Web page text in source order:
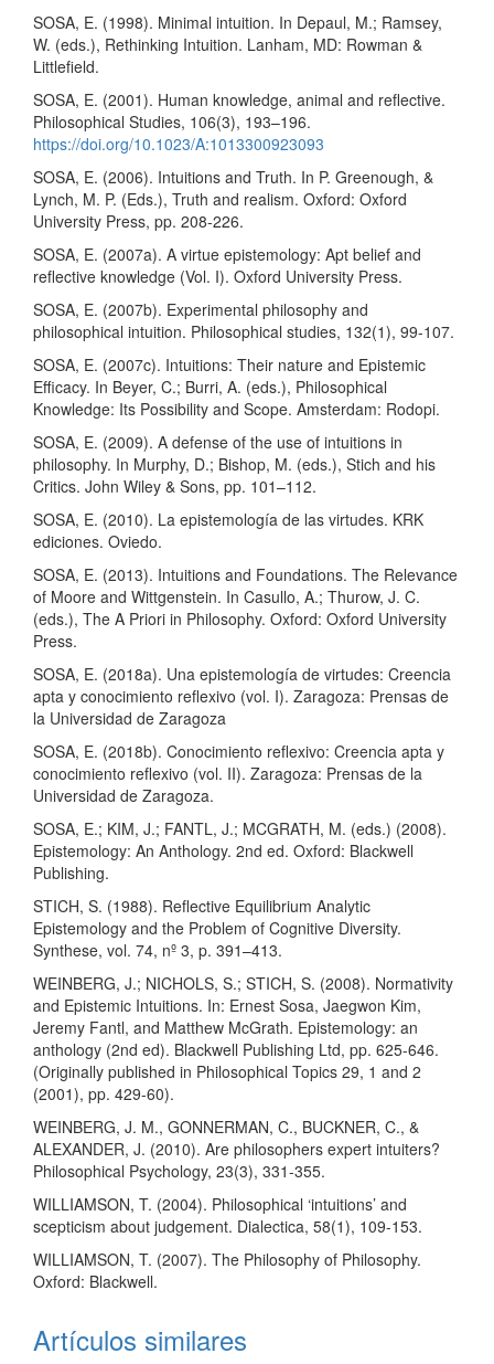
SOSA, E. (1998). Minimal intuition. In Depaul, M.; Ramsey,
W. (eds.), Rethinking Intuition. Lanham, MD: Rowman &
Littlefield.
SOSA, E. (2001). Human knowledge, animal and reflective.
Philosophical Studies, 106(3), 193–196.
https://doi.org/10.1023/A:1013300923093
SOSA, E. (2006). Intuitions and Truth. In P. Greenough, &
Lynch, M. P. (Eds.), Truth and realism. Oxford: Oxford
University Press, pp. 208-226.
SOSA, E. (2007a). A virtue epistemology: Apt belief and
reflective knowledge (Vol. I). Oxford University Press.
SOSA, E. (2007b). Experimental philosophy and
philosophical intuition. Philosophical studies, 132(1), 99-107.
SOSA, E. (2007c). Intuitions: Their nature and Epistemic
Efficacy. In Beyer, C.; Burri, A. (eds.), Philosophical
Knowledge: Its Possibility and Scope. Amsterdam: Rodopi.
SOSA, E. (2009). A defense of the use of intuitions in
philosophy. In Murphy, D.; Bishop, M. (eds.), Stich and his
Critics. John Wiley & Sons, pp. 101–112.
SOSA, E. (2010). La epistemología de las virtudes. KRK
ediciones. Oviedo.
SOSA, E. (2013). Intuitions and Foundations. The Relevance
of Moore and Wittgenstein. In Casullo, A.; Thurow, J. C.
(eds.), The A Priori in Philosophy. Oxford: Oxford University
Press.
SOSA, E. (2018a). Una epistemología de virtudes: Creencia
apta y conocimiento reflexivo (vol. I). Zaragoza: Prensas de
la Universidad de Zaragoza
SOSA, E. (2018b). Conocimiento reflexivo: Creencia apta y
conocimiento reflexivo (vol. II). Zaragoza: Prensas de la
Universidad de Zaragoza.
SOSA, E.; KIM, J.; FANTL, J.; MCGRATH, M. (eds.) (2008).
Epistemology: An Anthology. 2nd ed. Oxford: Blackwell
Publishing.
STICH, S. (1988). Reflective Equilibrium Analytic
Epistemology and the Problem of Cognitive Diversity.
Synthese, vol. 74, nº 3, p. 391–413.
WEINBERG, J.; NICHOLS, S.; STICH, S. (2008). Normativity
and Epistemic Intuitions. In: Ernest Sosa, Jaegwon Kim,
Jeremy Fantl, and Matthew McGrath. Epistemology: an
anthology (2nd ed). Blackwell Publishing Ltd, pp. 625-646.
(Originally published in Philosophical Topics 29, 1 and 2
(2001), pp. 429-60).
WEINBERG, J. M., GONNERMAN, C., BUCKNER, C., &
ALEXANDER, J. (2010). Are philosophers expert intuiters?
Philosophical Psychology, 23(3), 331-355.
WILLIAMSON, T. (2004). Philosophical ‘intuitions’ and
scepticism about judgement. Dialectica, 58(1), 109-153.
WILLIAMSON, T. (2007). The Philosophy of Philosophy.
Oxford: Blackwell.
Artículos similares